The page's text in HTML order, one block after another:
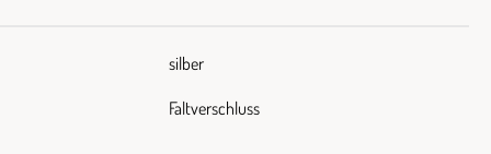
silber
Faltverschluss